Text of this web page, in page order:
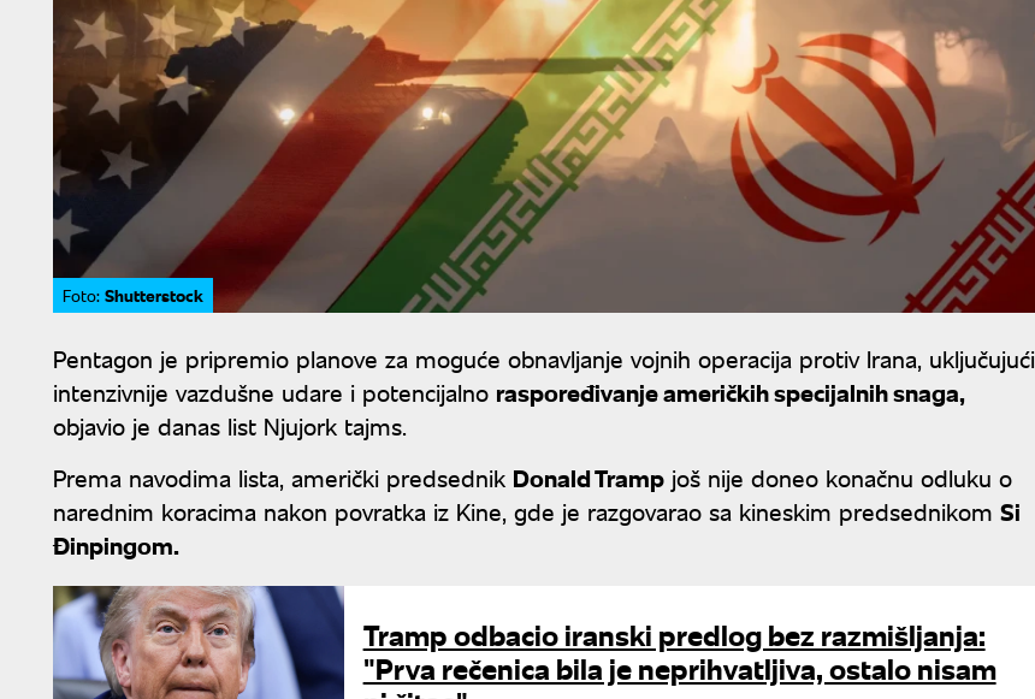
Foto: Shutterstock
Pentagon je pripremio planove za moguće obnavljanje vojnih operacija protiv Irana, uključujući
intenzivnije vazdušne udare i potencijalno raspoređivanje američkih specijalnih snaga,
objavio je danas list Njujork tajms.
Prema navodima lista, američki predsednik Donald Tramp još nije doneo konačnu odluku o
narednim koracima nakon povratka iz Kine, gde je razgovarao sa kineskim predsednikom Si
Đinpingom.
Tramp odbacio iranski predlog bez razmišljanja:
"Prva rečenica bila je neprihvatljiva, ostalo nisam